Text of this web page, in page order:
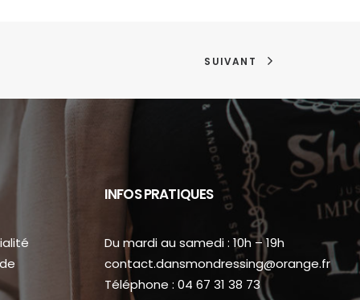
SUIVANT
INFOS PRATIQUES
Du mardi au samedi : 10h – 19h
contact.dansmondressing@orange.fr
Téléphone : 04 67 31 38 73